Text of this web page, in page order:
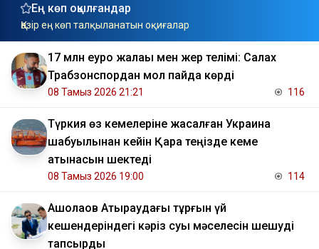
Ең көп оқылғандар
Қазір ең көп талқыланатын оқиғалар
17 млн еуро жалақы мен жер телімі: Салах
Трабзонспордан мол пайда көрді
08 Тамыз 2026 21:21 116
Түркия өз кемелеріне жасалған Украина
шабуылынан кейін Қара теңізде кеме
қатынасын шектеді
08 Тамыз 2026 19:00 114
​Ақшолақов Атыраудағы тұрғын үй
кешендеріндегі кәріз суы мәселесін шешуді
тапсырды